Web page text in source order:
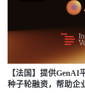
通过处理和标准化公开
企业、投资机构、研究
表示，其数据覆盖超过
上国家和地区。
Chief Economist为Lisa K. Simon。 文章来源：
数据来源包括Revelio
The Budget Lab。
不足，并向繁忙的人力
外部招聘人员的成本。 在入职培训、学习与发展等其他关键领域，
市场上还有许多令人印
处：提高效率、决策更
不用说同事们会享受到有助
来。这并不难理解；我
里，人工智能，尤其是
轻松。 但我要提醒大家：人工智能的问题不在于它能做什么或不能
创新产品，使我们的客
聘新格局中茁壮成长。 关于Skillfully 在首席执行官Brett Waikart的领
导下，Skillfully公司提
台。通过该平台，雇主
（TalentNetwork）中
哈佛商学院和劳动力发
触到一个多样化的、积
先的招聘工具和职业网
解释非结构化文本，然
入数据--仍然是一项不可能完成的任务
联合创始人 Tiebe
则的软件可以自动标注
很低。这对于公司有效
定制培训人工智能模型
样就可以避免重复性工
也有积极意义。我们将
工作更加愉快"。 公司已经赢得了几家希望具体、快速开始使用人工
【法国】提供GenAI
种子轮融资，帮助企